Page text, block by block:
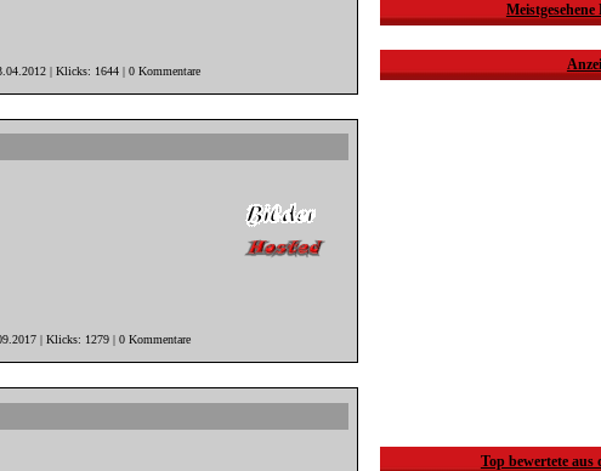
| Klicks: 1644 | 0 Kommentare
| Klicks: 1279 | 0 Kommentare
Top bewertete